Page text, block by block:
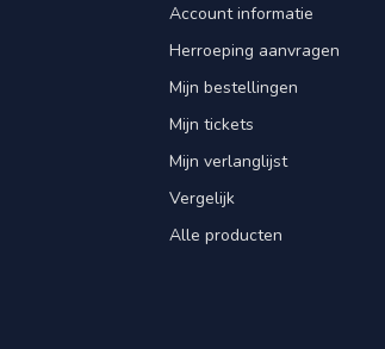
Account informatie
Herroeping aanvragen
Mijn bestellingen
Mijn tickets
Mijn verlanglijst
Vergelijk
Alle producten